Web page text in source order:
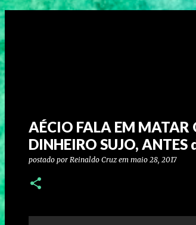
AÉCIO FALA EM MATAR
DINHEIRO SUJO, ANTES
postado por Reinaldo Cruz em maio 28, 2017